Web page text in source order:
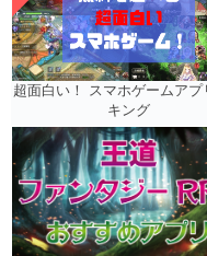
超面白い！ スマホゲームアプ
キング